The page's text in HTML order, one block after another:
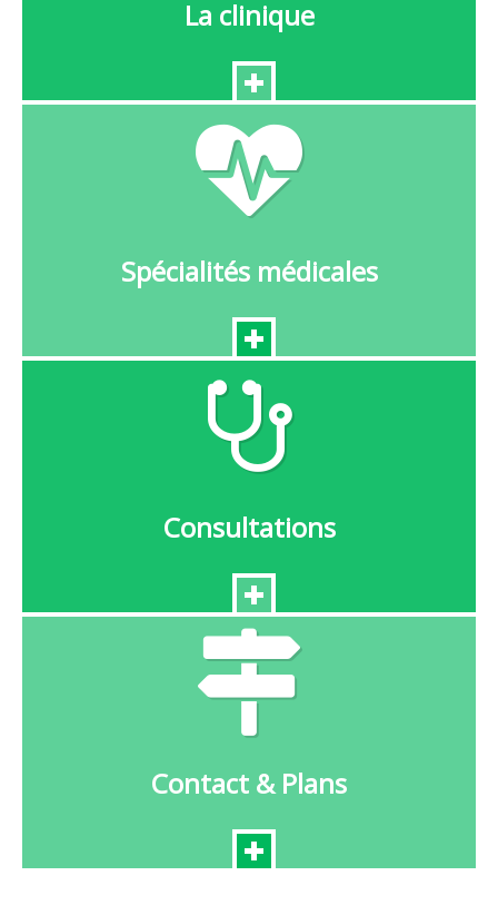
La clinique
Spécialités médicales
Consultations
Contact & Plans